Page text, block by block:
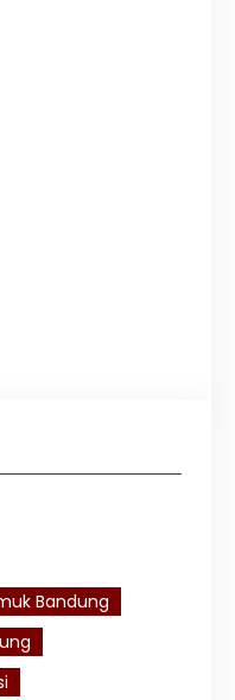
Bandung